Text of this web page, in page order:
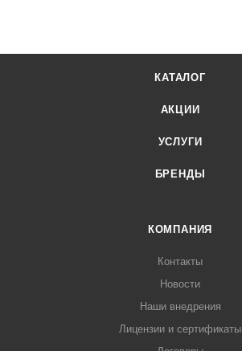
КАТАЛОГ
АКЦИИ
УСЛУГИ
БРЕНДЫ
КОМПАНИЯ
Контакты
Новости
Наши внедрения
Лицензии и сертификаты